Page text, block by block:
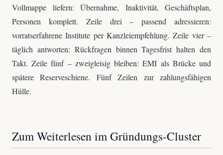
Vollmappe liefern: Übernahme, Inaktivität, Geschäftsplan,
Personen komplett. Zeile drei – passend adressieren:
vorratserfahrene Institute per Kanzleiempfehlung. Zeile vier –
täglich antworten: Rückfragen binnen Tagesfrist halten den
Takt. Zeile fünf – zweigleisig bleiben: EMI als Brücke und
spätere Reserveschiene. Fünf Zeilen zur zahlungsfähigen
Hülle.
Zum Weiterlesen im Gründungs-Cluster